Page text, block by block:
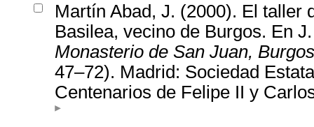
Martín Abad, J. (2000). El taller
Basilea, vecino de Burgos. En
Monasterio de San Juan,
47–72). Madrid: Sociedad
Centenarios de Felipe II y